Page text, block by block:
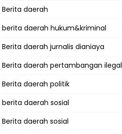
Berita daerah
berita daerah hukum&kriminal
Berita daerah jurnalis dianiaya
Berita daerah pertambangan ilegal
Berita daerah politik
berita daerah sosial
Berita daerah sosial